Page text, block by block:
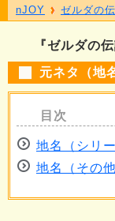
『ゼルダの
元ネタ（地
地名（シリ
地名（その他
nJOY ゼルダの